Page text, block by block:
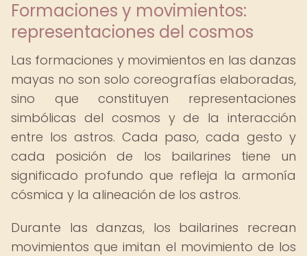
Formaciones y movimientos:
representaciones del cosmos
Las formaciones y movimientos en las danzas
mayas no son solo coreografías elaboradas,
sino que constituyen representaciones
simbólicas del cosmos y de la interacción
entre los astros. Cada paso, cada gesto y
cada posición de los bailarines tiene un
significado profundo que refleja la armonía
cósmica y la alineación de los astros.
Durante las danzas, los bailarines recrean
movimientos que imitan el movimiento de los